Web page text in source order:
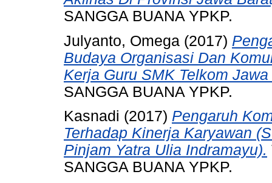
SANGGA BUANA YPKP.
Julyanto, Omega (2017)
Budaya Organisasi Dan
Kerja Guru SMK Telkom
SANGGA BUANA YPKP.
Kasnadi (2017) Pengaruh
Terhadap Kinerja Karyawan
Pinjam Yatra Ulia Indramayu).
SANGGA BUANA YPKP.